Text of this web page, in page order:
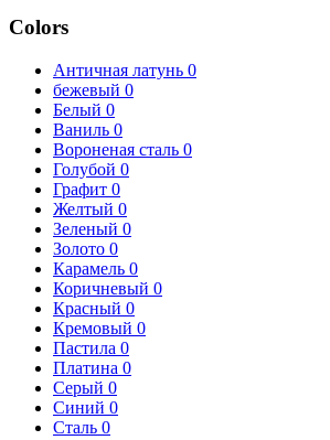
Colors
Античная латунь 0
бежевый 0
Белый 0
Ваниль 0
Вороненая сталь 0
Голубой 0
Графит 0
Желтый 0
Зеленый 0
Золото 0
Карамель 0
Коричневый 0
Красный 0
Кремовый 0
Пастила 0
Платина 0
Серый 0
Синий 0
Сталь 0